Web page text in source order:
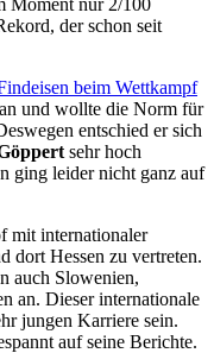
der schon seit
und wollte die Norm für
entschied er sich
sehr hoch
ging leider nicht ganz auf
mit internationaler
dort Hessen zu vertreten.
auch Slowenien,
an. Dieser internationale
jungen Karriere sein.
auf seine Berichte.